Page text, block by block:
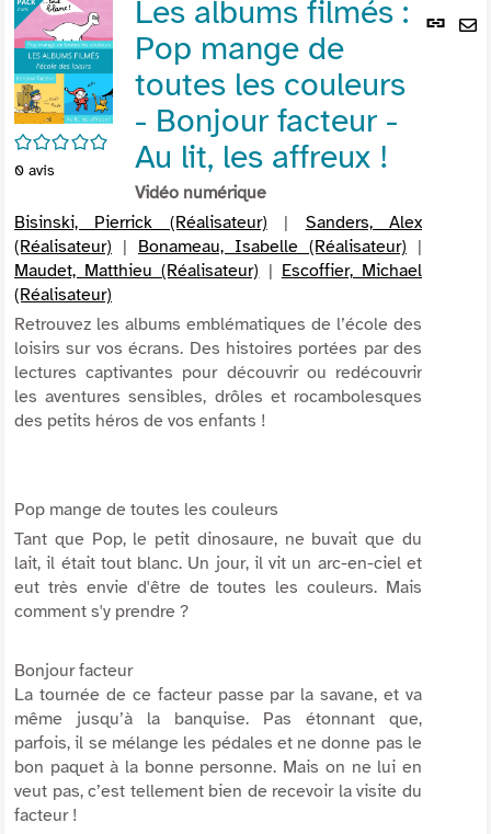
Lien
/5
0 avis
Les albums filmés :
Pop mange de
toutes les couleurs
- Bonjour facteur -
Au lit, les affreux !
Vidéo numérique
Bisinski, Pierrick (Réalisateur) | Sanders, Alex
(Réalisateur) | Bonameau, Isabelle (Réalisateur) |
Maudet, Matthieu (Réalisateur) | Escoffier, Michael
(Réalisateur)
Retrouvez les albums emblématiques de l’école des
loisirs sur vos écrans. Des histoires portées par des
lectures captivantes pour découvrir ou redécouvrir
les aventures sensibles, drôles et rocambolesques
des petits héros de vos enfants !
Pop mange de toutes les couleurs
Tant que Pop, le petit dinosaure, ne buvait que du
lait, il était tout blanc. Un jour, il vit un arc-en-ciel et
eut très envie d'être de toutes les couleurs. Mais
comment s'y prendre ?
Bonjour facteur
La tournée de ce facteur passe par la savane, et va
même jusqu’à la banquise. Pas étonnant que,
parfois, il se mélange les pédales et ne donne pas le
bon paquet à la bonne personne. Mais on ne lui en
veut pas, c’est tellement bien de recevoir la visite du
facteur !